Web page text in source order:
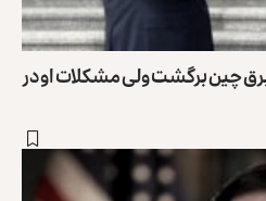
چین برگشت ولی مشکلات او در